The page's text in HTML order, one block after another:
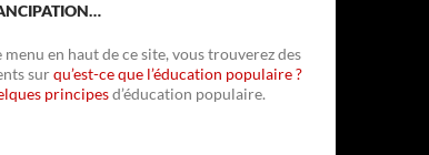
menu en haut de ce site, vous trouverez des
surqu’est-ce que l’éducation populaire ?
principesd’éducation populaire.